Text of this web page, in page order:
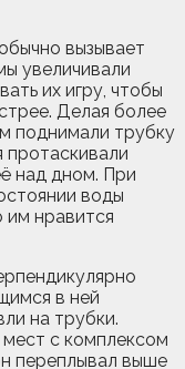
вызывает
увеличивали
их игру, чтобы
Делая более
поднимали трубку
протаскивали
над дном. При
воды
им нравится
в ней
на трубки.
мест с комплексом
переплывал выше